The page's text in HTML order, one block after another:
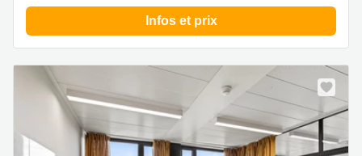
Infos et prix